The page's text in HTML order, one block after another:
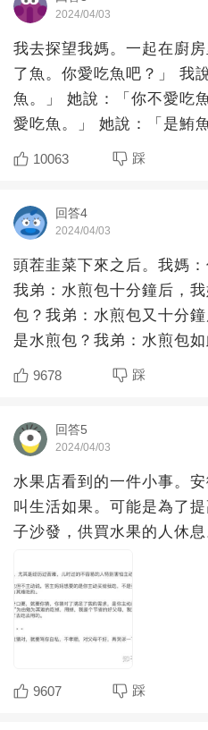
2024/04/03
我去探望我媽。一起在廚
了魚。你愛吃魚吧？」 我
魚。」 她說：「你不愛吃
愛吃魚。」 她說：「是鮪
啦。我不愛吃魚。」
10063 踩
回答4
2024/04/03
頭茬韭菜下來之后。我媽
我弟：水煎包十分鐘后，
包？我弟：水煎包又十分
是水煎包？我弟：水煎包
出來了我媽想吃餃
9678 踩
回答5
2024/04/03
水果店看到的一件小事。
叫生活如果。可能是為了
子沙發，供買水果的人休
9607 踩